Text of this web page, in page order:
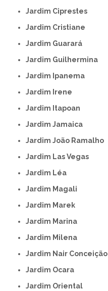
Jardim Ciprestes
Jardim Cristiane
Jardim Guarará
Jardim Guilhermina
Jardim Ipanema
Jardim Irene
Jardim Itapoan
Jardim Jamaica
Jardim João Ramalho
Jardim Las Vegas
Jardim Léa
Jardim Magali
Jardim Marek
Jardim Marina
Jardim Milena
Jardim Nair Conceição
Jardim Ocara
Jardim Oriental